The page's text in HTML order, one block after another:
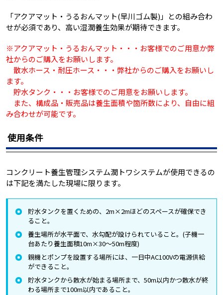
「アクアマット・うるおんマット(早川ゴム製)」との組み合わ
せが必須であり、高い湿潤養生効果が期待できます。
※アクアマット・うるおんマット・・・お客様でのご用意か弊
社からのご購入をお願いします。
散水ホース・耐圧ホース・・・弊社からのご購入をお願いし
ます。
貯水タンク・・・お客様でのご用意をお願いします。
また、構成品・販売品は養生面積や箇所数により、自由に組
み合わせが可能です。
使用条件
コンクリート養生管理システム潤トワシステムが使用できるの
は下記を満たした現場に限ります。
貯水タンクを置くための、2m×2mほどのスペースが確保でき
ること。
養生場所が水平面で、水勾配が設けられていること。(子機一
台あたり養生面積10m×30～50m程度)
親機とポンプを設置する場所には、一日中AC100Vの電源供給
ができること。
貯水タンクから散水が始まる場所まで、50m以内かつ散水が終
わる場所まで100m以内であること。